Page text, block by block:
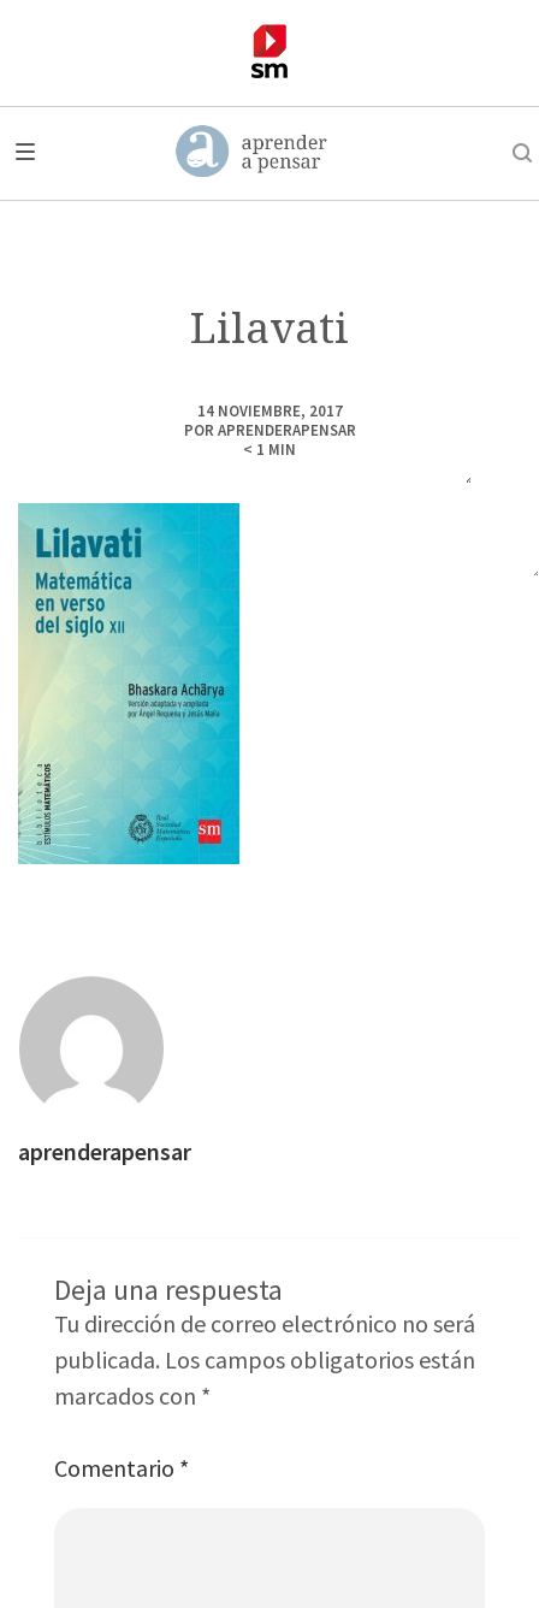
Lilavati
14 NOVIEMBRE, 2017
POR APRENDERAPENSAR
< 1 MIN
aprenderapensar
Deja una respuesta
Tu dirección de correo electrónico no será
publicada. Los campos obligatorios están
marcados con *
Comentario *